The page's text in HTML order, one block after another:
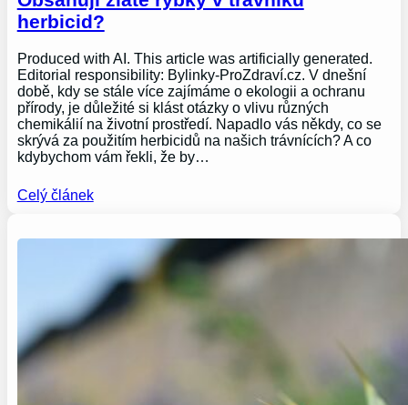
herbicid?
Produced with AI. This article was artificially generated.
Editorial responsibility: Bylinky-ProZdraví.cz. V dnešní
době, kdy se stále více zajímáme o ekologii a ochranu
přírody, je důležité si klást otázky o vlivu různých
chemikálií na životní prostředí. Napadlo vás někdy, co se
skrývá za použitím herbicidů na našich trávnících? A co
kdybychom vám řekli, že by…
Celý článek